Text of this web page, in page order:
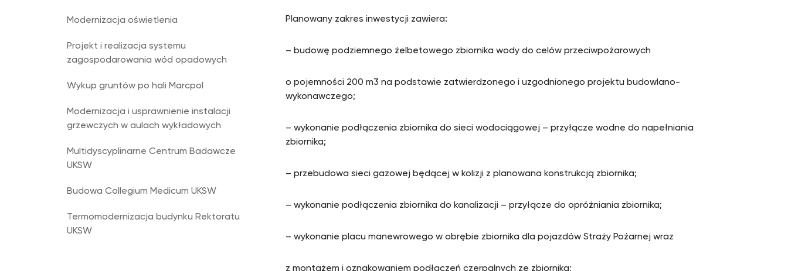
Modernizacja oświetlenia
Projekt i realizacja systemu
zagospodarowania wód opadowych
Wykup gruntów po hali Marcpol
Modernizacja i usprawnienie instalacji
grzewczych w aulach wykładowych
Multidyscyplinarne Centrum Badawcze
UKSW
Budowa Collegium Medicum UKSW
Termomodernizacja budynku Rektoratu
UKSW
Planowany zakres inwestycji zawiera:
– budowę podziemnego żelbetowego zbiornika wody do celów przeciwpożarowych
o pojemności 200 m3 na podstawie zatwierdzonego i uzgodnionego projektu budowlano-
wykonawczego;
– wykonanie podłączenia zbiornika do sieci wodociągowej – przyłącze wodne do napełniania
zbiornika;
– przebudowa sieci gazowej będącej w kolizji z planowana konstrukcją zbiornika;
– wykonanie podłączenia zbiornika do kanalizacji – przyłącze do opróżniania zbiornika;
– wykonanie placu manewrowego w obrębie zbiornika dla pojazdów Straży Pożarnej wraz
z montażem i oznakowaniem podłączeń czerpalnych ze zbiornika;